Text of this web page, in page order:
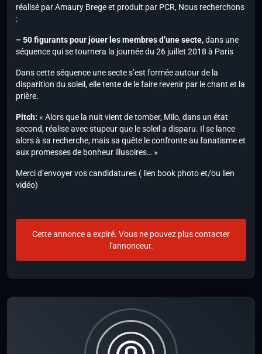
réalisé par Amaury Brege et produit par PCR, Nous recherchons
:
– 50 figurants pour jouer les membres d’une secte,dans une
séquence qui se tournera la journée du 26 juillet 2018 à Paris
Dans cette séquence une secte s’est formée autour de la
disparition du soleil, elle tente de le faire revenir par le chant et la
prière.
Pitch: « Alors que la nuit vient de tomber, Milo, dans un état
second, réalise avec stupeur que le soleil a disparu. Il se lance
alors à sa recherche, mais sa quête le confronte au fanatisme et
aux promesses de bonheur illusoires… »
Merci d’envoyer vos candidatures ( lien book photo et/ou lien
vidéo)
Cette annonce a expiré. Vous ne pouvez plus contacter
l'annonceur.